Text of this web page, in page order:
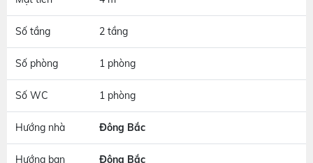
Số tầng 2 tầng
Số phòng 1 phòng
Số WC 1 phòng
Hướng nhà Đông Bắc
Hướng ban
Đông Bắc